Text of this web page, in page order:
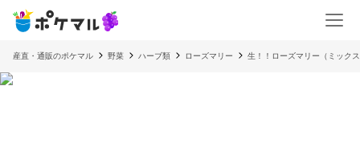
産直・通販のポケマル 野菜 ハーブ類 ローズマリー 生！！ローズマリー（ミック